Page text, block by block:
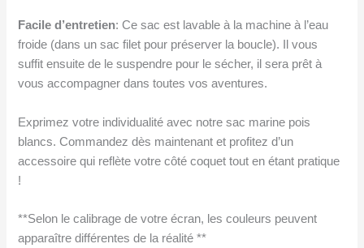
Facile d’entretien: Ce sac est lavable à la machine à l’eau
froide (dans un sac filet pour préserver la boucle). Il vous
suffit ensuite de le suspendre pour le sécher, il sera prêt à
vous accompagner dans toutes vos aventures.
Exprimez votre individualité avec notre sac marine pois
blancs. Commandez dès maintenant et profitez d’un
accessoire qui reflète votre côté coquet tout en étant pratique
!
**Selon le calibrage de votre écran, les couleurs peuvent
apparaître différentes de la réalité **